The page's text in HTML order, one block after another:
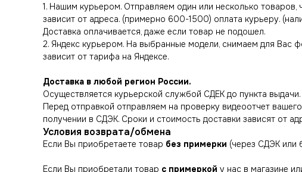
1. Нашим курьером. Отправляем один или несколько
зависит от адреса. (примерно 600-1500) оплата курьеру.
Доставка оплачивается, даже если товар не подошел.
2. Яндекс курьером. На выбранные модели, снимаем для Вас
зависит от тарифа на Яндексе.
Доставка в любой регион России.
Осуществляется курьерской службой СДЕК до пункта
Перед отправкой отправляем на проверку видеоотчет
получении в СДЭК. Сроки и стоимость доставки зависят от
Условия возврата/обмена
Если Вы приобретаете товар без примерки (через СДЭК или
Если Вы приобретали товар с примеркой у нас в магазине